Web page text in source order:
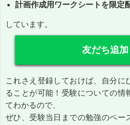
計画作成用ワークシートを限定
しています。
友だち追加
これさえ登録しておけば、自分に
ることが可能！受験についての情
てわかるので、
ぜひ、受験当日までの勉強のペー